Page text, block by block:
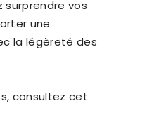
surprendre vos
une
la légèreté des
consultez cet